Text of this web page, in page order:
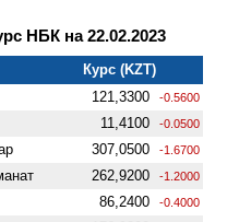
НБК на 22.02.2023
Курс (KZT)
121,3300 -0.5600
11,4100 -0.0500
307,0500 -1.6700
262,9200 -1.2000
86,2400 -0.4000